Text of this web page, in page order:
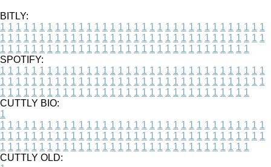
BITLY:
1 1 1 1 1 1 1 1 1 1 1 1 1 1 1 1 1 1 1 1 1 1 1 1 1 1 1 1 1 1 1 1 1 1
1 1 1 1 1 1 1 1 1 1 1 1 1 1 1 1 1 1 1 1 1 1 1 1 1 1 1 1 1 1 1 1 1 1
1 1 1 1 1 1 1 1 1 1 1 1 1 1 1 1 1 1 1 1 1 1 1 1 1 1 1 1 1 1 1 1
SPOTIFY:
1 1 1 1 1 1 1 1 1 1 1 1 1 1 1 1 1 1 1 1 1 1 1 1 1 1 1 1 1 1 1 1 1 1
1 1 1 1 1 1 1 1 1 1 1 1 1 1 1 1 1 1 1 1 1 1 1 1 1 1 1 1 1 1 1 1 1 1
1 1 1 1 1 1 1 1 1 1 1 1 1 1 1 1 1 1 1 1 1 1 1 1 1 1 1 1 1 1 1 1
CUTTLY BIO:
1
1 1 1 1 1 1 1 1 1 1 1 1 1 1 1 1 1 1 1 1 1 1 1 1 1 1 1 1 1 1 1 1 1 1
1 1 1 1 1 1 1 1 1 1 1 1 1 1 1 1 1 1 1 1 1 1 1 1 1 1 1 1 1 1 1 1 1 1
1 1 1 1 1 1 1 1 1 1 1 1 1 1 1 1 1 1 1 1 1 1 1 1 1 1 1 1 1 1 1 1
CUTTLY OLD: